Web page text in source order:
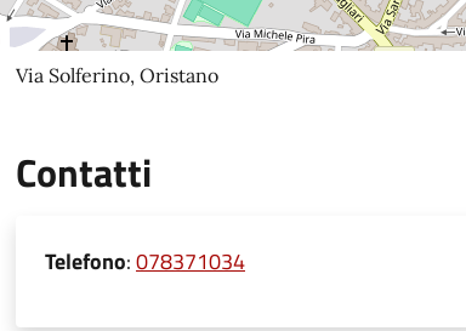
Via Solferino, Oristano
Contatti
Telefono:078371034